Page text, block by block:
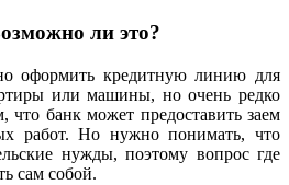
ли это?
оформить кредитную линию для
или машины, но очень редко
что банк может предоставить заем
работ. Но нужно понимать, что
нужды, поэтому вопрос где
сам собой.